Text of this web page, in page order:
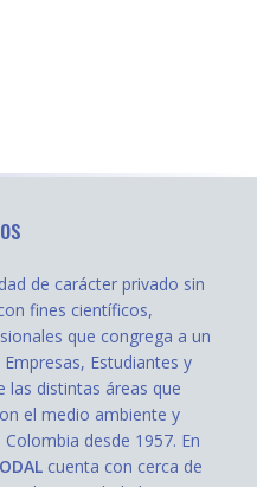
de carácter privado sin
fines científicos,
que congrega a un
Estudiantes y
las distintas áreas que
el medio ambiente y
desde 1957. En
cuenta con cerca de